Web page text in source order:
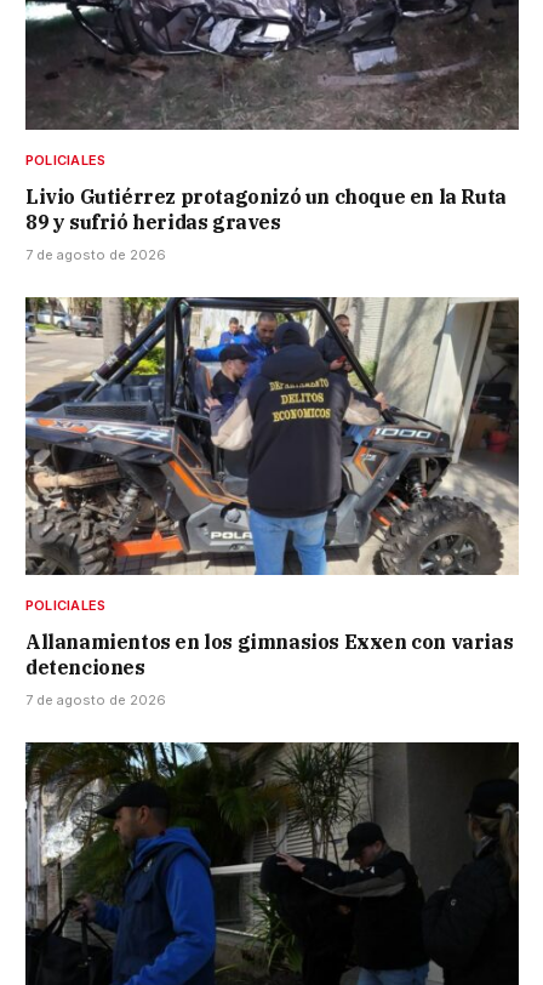
POLICIALES
Livio Gutiérrez protagonizó un choque en la Ruta
89 y sufrió heridas graves
7 de agosto de 2026
POLICIALES
Allanamientos en los gimnasios Exxen con varias
detenciones
7 de agosto de 2026